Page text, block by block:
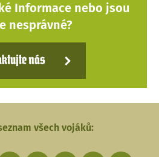
Informace nebo jsou
nesprávné?
nás
všech vojáků: